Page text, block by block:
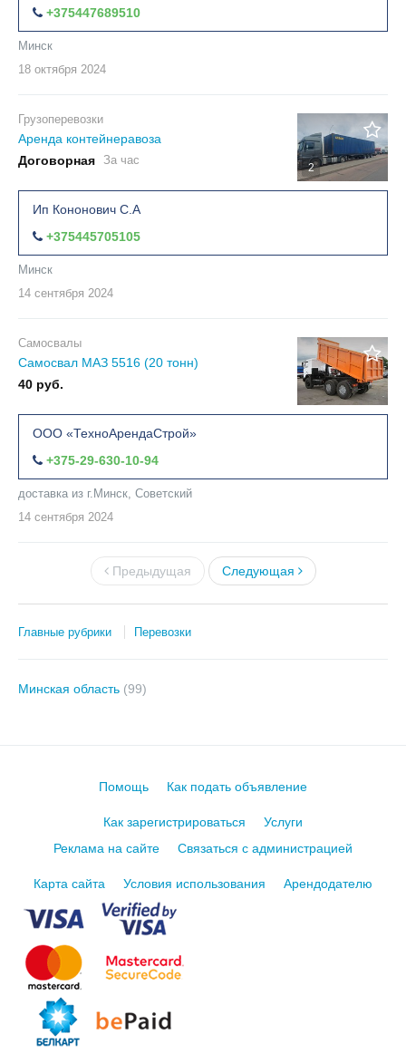
+375447689510
Минск
18 октября 2024
2
Грузоперевозки
Аренда контейнеравоза
Договорная За час
Ип Кононович С.А
+375445705105
Минск
14 сентября 2024
Самосвалы
Самосвал МАЗ 5516 (20 тонн)
40 руб.
ООО «ТехноАрендаСтрой»
+375-29-630-10-94
доставка из г.Минск, Советский
14 сентября 2024
Предыдущая Следующая
Главные рубрики Перевозки
Минская область (99)
Помощь Как подать объявление
Как зарегистрироваться
Услуги
Реклама на сайте
Связаться с администрацией
Карта сайта Условия использования Арендодателю